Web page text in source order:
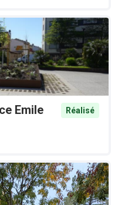
Emile
Réalisé